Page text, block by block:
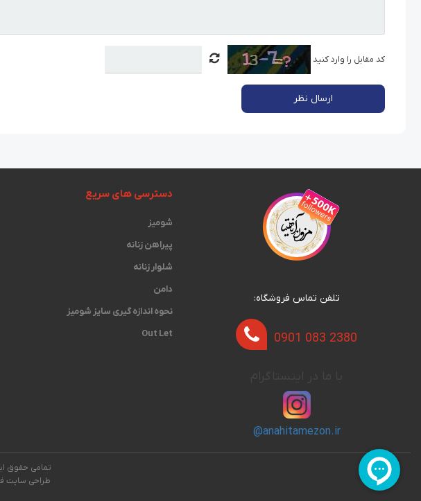
کد مقابل را وارد کنید
ارسال نظر
تلفن تماس فروشگاه:
0901 083 2380
@anahitamezon.ir
دسترسی های سریع
شومیز
پیراهن زنانه
شلوار زنانه
دامن
نحوه اندازه گیری ‫سایز شومیز
Out Let
تمامی حقوق
طراحی سایت